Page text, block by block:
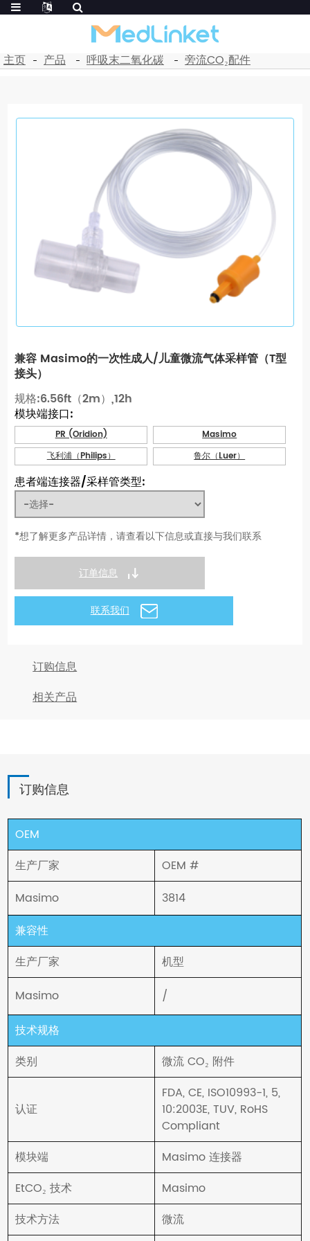
主页 产品 呼吸末二氧化碳 旁流CO₂配件
兼容 Masimo的一次性成人/儿童微流气体采样管（T型
接头）
规格:6.56ft（2m）,12h
模块端接口:
PR (Oridion)
Masimo
飞利浦（Philips）
鲁尔（Luer）
患者端连接器/采样管类型:
*想了解更多产品详情，请查看以下信息或直接与我们联系
订单信息
联系我们
订购信息
相关产品
订购信息
OEM
生产厂家
OEM #
Masimo
3814
兼容性
生产厂家
机型
Masimo
/
技术规格
类别
微流 CO₂ 附件
认证
FDA, CE, ISO10993-1, 5,
10:2003E, TUV, RoHS
Compliant
模块端
Masimo 连接器
EtCO₂ 技术
Masimo
技术方法
微流